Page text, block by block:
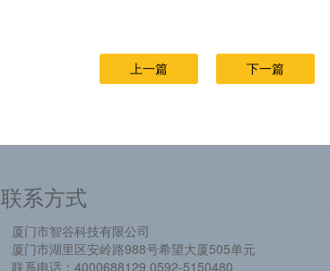
上一篇 下一篇
联系方式
厦门市智谷科技有限公司
厦门市湖里区安岭路988号希望大厦505单元
联系电话：4000688129 0592-5150480